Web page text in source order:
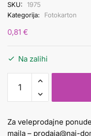
SKU:
1975
Kategorija:
Fotokarton
0,81 €
Na zalihi
Fotokarton
300gr
leptirići
Za veleprodajne
maila – prodaja@naj-